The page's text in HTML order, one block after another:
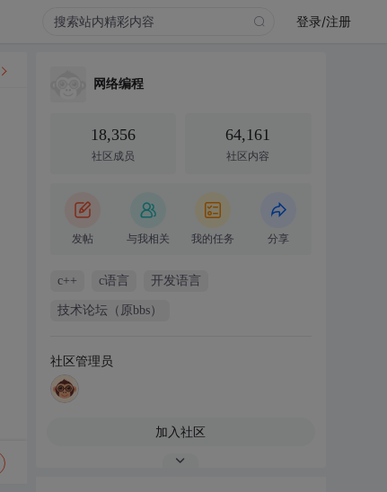
登录/注册
网络编程
18,356
社区成员
64,161
社区内容
发帖 与我相关 我的任务 分享
c++ c语言 开发语言
技术论坛（原bbs）
社区管理员
加入社区